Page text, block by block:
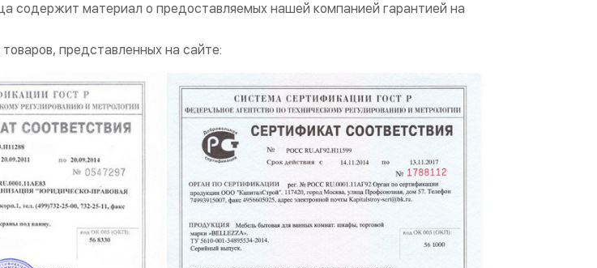
содержит материал о предоставляемых нашей компанией гарантией на
представленных на сайте: